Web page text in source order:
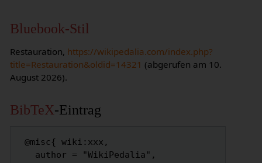
Bluebook-Stil
Restauration, https://wikipedalia.com/index.php?
title=Restauration&oldid=14321 (abgerufen am 10.
August 2026).
BibTeX-Eintrag
@misc{ wiki:xxx,